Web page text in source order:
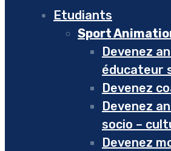
Etudiants
Sport
Devenez
éducateur
Devenez
Devenez
socio –
Devenez